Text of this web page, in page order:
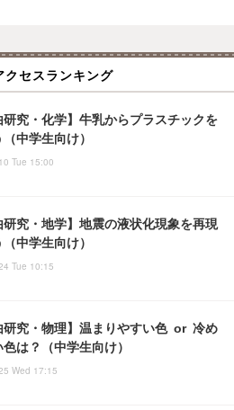
クセスランキング
研究・化学】牛乳からプラスチックを
中学生向け）
Tue 15:00
研究・地学】地震の液状化現象を再現
（中学生向け）
Tue 10:15
研究・物理】温まりやすい色 or 冷め
は？（中学生向け）
Wed 17:15